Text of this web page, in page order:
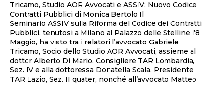
Tricamo, Studio AOR Avvocati e ASSIV: Nuovo Codice
Contratti Pubblici di Monica Bertolo Il
Seminario ASSIV sulla Riforma del Codice dei Contratti
Pubblici, tenutosi a Milano al Palazzo delle Stelline l’8
Maggio, ha visto tra i relatori l’avvocato Gabriele
Tricamo, Socio dello Studio AOR Avvocati, assieme al
dottor Alberto Di Mario, Consigliere TAR Lombardia,
Sez. IV e alla dottoressa Donatella Scala, Presidente
TAR Lazio, Sez. II quater, nonché all’avvocato Matteo